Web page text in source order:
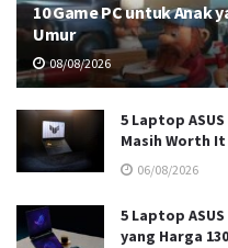
10 Game PC untuk Anak
Umur
08/08/2026
5 Laptop
Masih Worth It
06/08/2026
5 Laptop
yang Harga